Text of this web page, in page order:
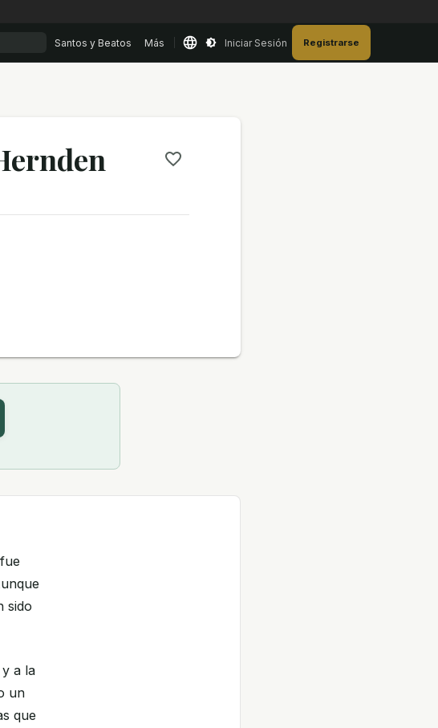
Santos y Beatos Más Iniciar Sesión Registrarse
sido
a la
un
que